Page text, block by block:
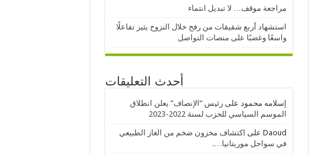
مراجعة موقف… لا تبديل انتماء
استشهاد أربع شقيقات من رفح خلال النزوح يثير تفاعلًا
واسعًا وغضبًا على منصات التواصل
أحدث التعليقات
إسلامه محمود علىرئيس “الإنصاف” يعلن انطلاق
الموسم السياسي للحزب لسنة 2022-2023
Daoud على اكتشاف مخزون ضخم من الغاز الطبيعي
في سواحل موريتانيا….